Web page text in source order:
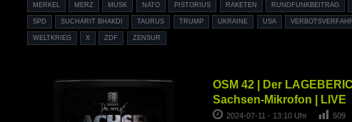
MERKEL MERZ MUSK NATO PISTORIUS RAKETEN RUNDFUNKBEITRAG
SPD SUCHARIT BHAKDI TAURUS TRUMP UKRAINE USA
WELTKRIEG X ZDF ZENSUR
OSM 42 | Der
Sachsen-Mikrofon | LIVE
2024-07-11 - 13:10 Uhr 509